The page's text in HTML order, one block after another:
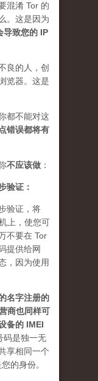
混淆 Tor 的
。这是因为
导致您的 IP
良的人，创
览器。这是
都不能对这
错误都将有
不应该做 ：
验证：
验证，将
上，使您可
不要在 Tor
提供给网
，因为使用
名字注册的
商也同样可
备的 IMEI
是独一无
享相同一个
的身份。